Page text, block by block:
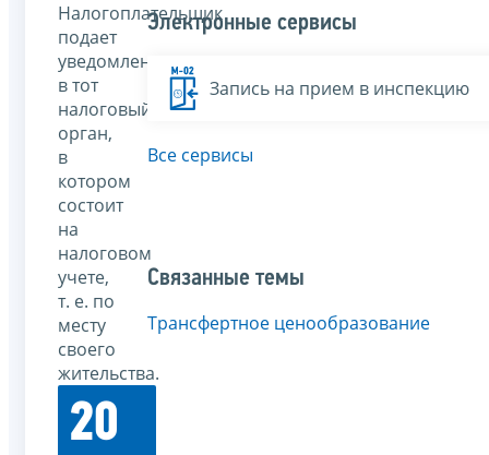
Налогоплательщик
подает
уведомление
в тот
налоговый
орган,
в
котором
состоит
на
налоговом
учете,
т. е. по
месту
своего
жительства.
20
Электронные сервисы
Запись на прием в инспекцию
Все сервисы
Связанные темы
Трансфертное ценообразование